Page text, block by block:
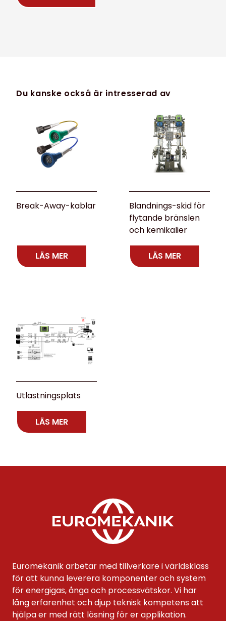
Du kanske också är intresserad av
Break-Away-kablar
LÄS MER
Blandnings-skid för
flytande bränslen
och kemikalier
LÄS MER
Utlastningsplats
LÄS MER
Euromekanik arbetar med tillverkare i världsklass
för att kunna leverera komponenter och system
för energigas, ånga och processvätskor. Vi har
lång erfarenhet och djup teknisk kompetens att
hjälpa er med rätt lösning för er applikation.